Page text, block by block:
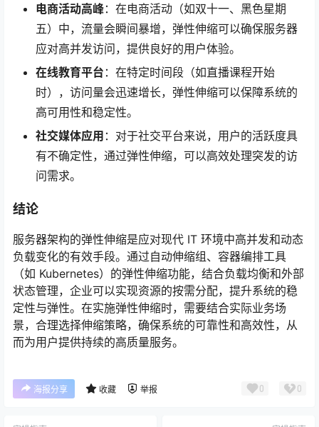
电商活动高峰：在电商活动（如双十一、黑色星期
五）中，流量会瞬间暴增，弹性伸缩可以确保服务器
应对高并发访问，提供良好的用户体验。
在线教育平台 ：在特定时间段（如直播课程开始
时），访问量会迅速增长，弹性伸缩可以保障系统的
高可用性和稳定性。
社交媒体应用 ：对于社交平台来说，用户的活跃度具
有不确定性，通过弹性伸缩，可以高效处理突发的访
问需求。
结论
服务器架构的弹性伸缩是应对现代 IT 环境中高并发和动态
负载变化的有效手段。通过自动伸缩组、容器编排工具
（如 Kubernetes）的弹性伸缩功能，结合负载均衡和外部
状态管理，企业可以实现资源的按需分配，提升系统的稳
定性与弹性。在实施弹性伸缩时，需要结合实际业务场
景，合理选择伸缩策略，确保系统的可靠性和高效性，从
而为用户提供持续的高质量服务。
海报分享 收藏 举报 0 0